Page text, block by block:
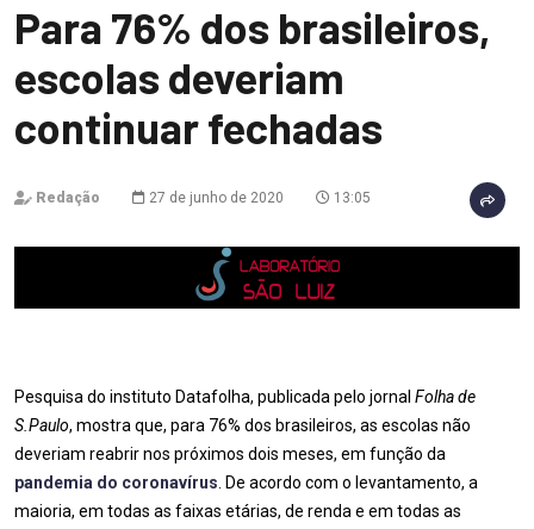
Para 76% dos brasileiros,
escolas deveriam
continuar fechadas
Redação 27 de junho de 2020 13:05
Pesquisa do instituto Datafolha, publicada pelo jornal Folha de
S.Paulo, mostra que, para 76% dos brasileiros, as escolas não
deveriam reabrir nos próximos dois meses, em função da
pandemia do coronavírus . De acordo com o levantamento, a
maioria, em todas as faixas etárias, de renda e em todas as